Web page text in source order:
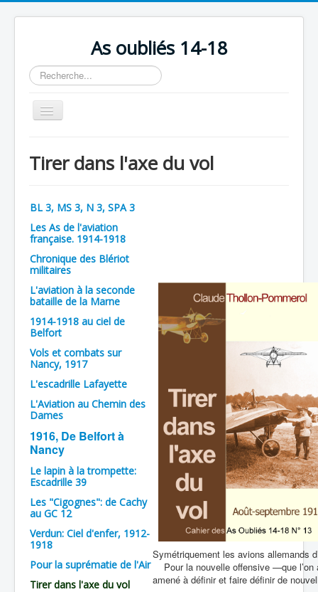
As oubliés 14-18
Rechercher
Basculer
la
Chronologie
Avions
Personnels
Formation
Doctrines
Batailles
Les As
Cahiers des As
Tirer dans l'axe du vol
BL 3, MS 3, N 3, SPA 3
Les As de l'aviation
française. 1914-1918
Chronique des Blériot
militaires
L'aviation à la seconde
bataille de la Marne
1914-1918 au ciel de
Belfort
Vols et combats sur
Nancy, 1917
L'escadrille Lafayette
L'Aviation au Chemin des
Dames
1916, De Belfort à
Nancy
Le lapin à la trompette:
Escadrille 39
Les "Cigognes": de Cachy
au GC 12
Verdun: Ciel d'enfer, 1912-
1918
Pour la suprématie de l'Air
Tirer dans l'axe du vol
Symétriquement les avions allemands
Pour la nouvelle offensive —que l’on
amené à définir et faire définir de